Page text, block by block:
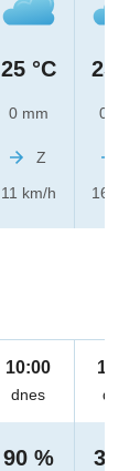
25 °C
0 mm
Z
11 km/h
25 °C
0 mm
16 km/h
10:00
dnes
90 %
11:00
dnes
30 %